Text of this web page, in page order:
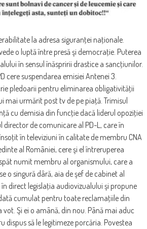
la adresa siguranţei naţionale.
o luptă între presă şi democraţie. Puterea
în sensul înăspririi drastice a sancţiunilor.
cere suspendarea emisiei Antenei 3.
pledoarii pentru eliminarea obligativităţii
mai urmărit post tv de pe piaţă. Trimisul
cu demisia din funcţie dacă liderul opoziţiei
director de comunicare al PD-L, care în
în televiziuni în calitate de membru CNA
al României, cere şi el întreruperea
numit membru al organismului, care a
o singură dâră, aia de şef de cabinet al
direct legislaţia audiovizualului şi propune
cumulat pentru toate reclamaţiile din
vot. Şi ei o amână, din nou. Până mai aduc
dispus să le legitimeze porcăria. Povestea